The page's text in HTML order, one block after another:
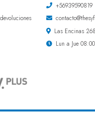
+56939590819
Las Encinas
Lun a Jue